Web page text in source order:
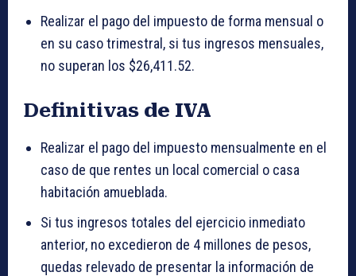
Realizar el pago del impuesto de forma mensual o
en su caso trimestral, si tus ingresos mensuales,
no superan los $26,411.52.
Definitivas de IVA
Realizar el pago del impuesto mensualmente en el
caso de que rentes un local comercial o casa
habitación amueblada.
Si tus ingresos totales del ejercicio inmediato
anterior, no excedieron de 4 millones de pesos,
quedas relevado de presentar la información de